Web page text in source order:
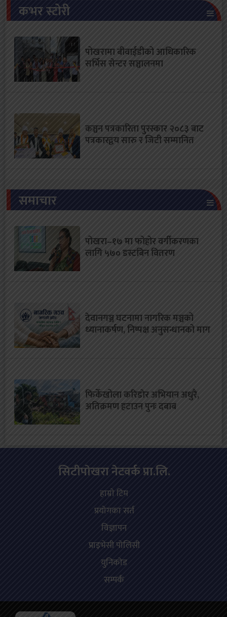
कभर स्टोरी
पोखरामा बीवाईडीको आधिकारिक
सर्भिस सेन्टर सञ्चालनमा
कञ्चन पत्रकारिता पुरस्कार २०८३ बाट
पत्रकारद्वय सारु र जिटी सम्मानित
समाचार
पोखरा–१७ मा फोहोर वर्गीकरणका
लागि ५७० डस्टबिन वितरण
देवानगञ्ज घटनामा नागरिक मञ्चको
ध्यानाकर्षण, निष्पक्ष अनुसन्धानको माग
फिर्केखोला करिडाेर अभियान अधुरै,
अतिक्रमण हटाउन पुनः दबाब
सिटीपाेखरा नेटवर्क प्रा.लि.
हाम्राे टिम
प्रयोगका सर्त
विज्ञापन
प्राइभेसी पोलिसी
युनिकोड
सम्पर्क